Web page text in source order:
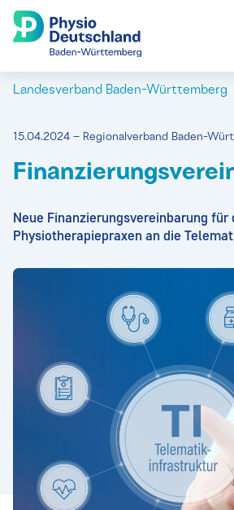
Landesverband Baden-Württemberg
15.04.2024 – Regionalverband Baden-
Neue Finanzierungsvereinbarung für
Physiotherapiepraxen an die